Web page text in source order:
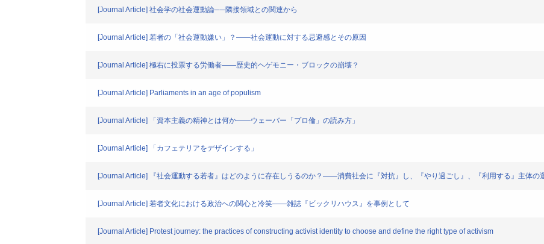
[Journal Article] 社会学の社会運動論──隣接領域との関連から
[Journal Article] 若者の「社会運動嫌い」？――社会運動に対する忌避感とその原因
[Journal Article] 極右に投票する労働者――歴史的ヘゲモニー・ブロックの崩壊？
[Journal Article] Parliaments in an age of populism
[Journal Article] 「資本主義の精神とは何か――ウェーバー「プロ倫」の読み方」
[Journal Article] 「カフェテリアをデザインする」
[Journal Article] 『社会運動する若者』はどのように存在しうるのか？――消費社会に『対抗』し、『やり過ごし』、『利用する』主体の
[Journal Article] 若者文化における政治への関心と冷笑――雑誌『ビックリハウス』を事例として
[Journal Article] Protest journey: the practices of constructing activist identity to choose and define the right type of activism